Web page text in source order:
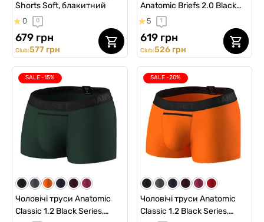
Shorts Soft, блакитний
0 0
679 грн
Club:577 грн
Anatomic Briefs 2.0 Black
Series Micromodal,
графітовий
5 1
619 грн
Club:526 грн
SALE -15%
Чоловічі труси Anatomic
Classic 1.2 Black Series,
SALE -20%
Чоловічі труси Anatomic
Classic 1.2 Black Series,